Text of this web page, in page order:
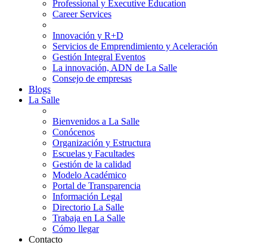
Professional y Executive Education
Career Services
Innovación y R+D
Servicios de Emprendimiento y Aceleración
Gestión Integral Eventos
La innovación, ADN de La Salle
Consejo de empresas
Blogs
La Salle
Bienvenidos a La Salle
Conócenos
Organización y Estructura
Escuelas y Facultades
Gestión de la calidad
Modelo Académico
Portal de Transparencia
Información Legal
Directorio La Salle
Trabaja en La Salle
Cómo llegar
Contacto